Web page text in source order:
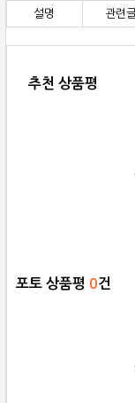
설명 관련
추천 상품평
포토 상품평 0건